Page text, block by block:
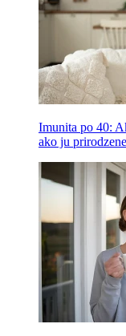
Imunita po 40:
ako ju